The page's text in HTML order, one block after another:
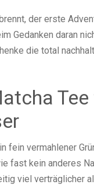
der erste
Gedanken daran
die total
fein vermahlener
fast kein anderes
viel verträglicher